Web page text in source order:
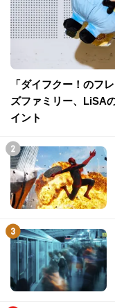
「ダイフクー！のフ
ズファミリー、LiSA
イント